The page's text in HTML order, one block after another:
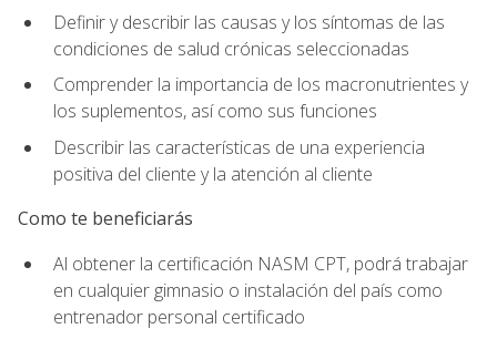
Definir y describir las causas y los síntomas de las
condiciones de salud crónicas seleccionadas
Comprender la importancia de los macronutrientes y
los suplementos, así como sus funciones
Describir las características de una experiencia
positiva del cliente y la atención al cliente
Como te beneficiarás
Al obtener la certificación NASM CPT, podrá trabajar
en cualquier gimnasio o instalación del país como
entrenador personal certificado